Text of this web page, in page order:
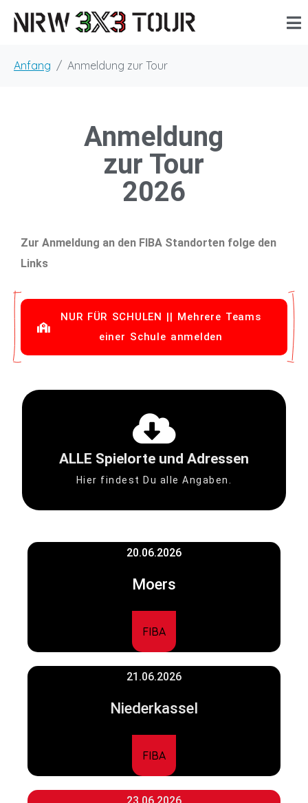
Anfang Anmeldung zur Tour
Anmeldung
zur Tour
2026
Zur Anmeldung an den FIBA Standorten folge den
Links
NUR FÜR SCHULEN || Mehrere Teams
einer Schule anmelden
ALLE Spielorte und Adressen
Hier findest Du alle Angaben.
PDF Tourflyer 2026 mit allen
Infos
Download 1 MB
20.06.2026
Moers
FIBA
21.06.2026
Niederkassel
FIBA